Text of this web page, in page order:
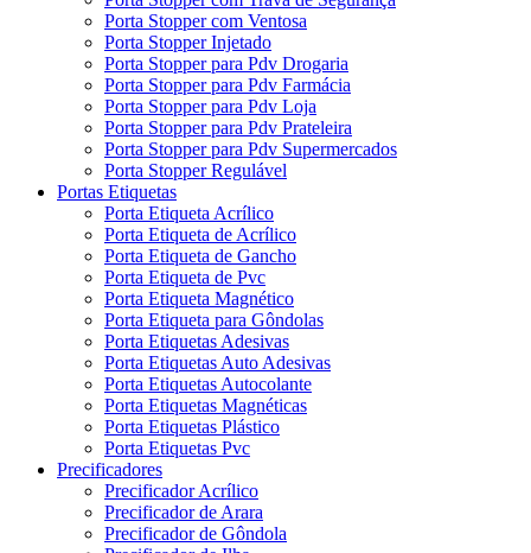
Porta Stopper com Ventosa
Porta Stopper Injetado
Porta Stopper para Pdv Drogaria
Porta Stopper para Pdv Farmácia
Porta Stopper para Pdv Loja
Porta Stopper para Pdv Prateleira
Porta Stopper para Pdv Supermercados
Porta Stopper Regulável
Portas Etiquetas
Porta Etiqueta Acrílico
Porta Etiqueta de Acrílico
Porta Etiqueta de Gancho
Porta Etiqueta de Pvc
Porta Etiqueta Magnético
Porta Etiqueta para Gôndolas
Porta Etiquetas Adesivas
Porta Etiquetas Auto Adesivas
Porta Etiquetas Autocolante
Porta Etiquetas Magnéticas
Porta Etiquetas Plástico
Porta Etiquetas Pvc
Precificadores
Precificador Acrílico
Precificador de Arara
Precificador de Gôndola